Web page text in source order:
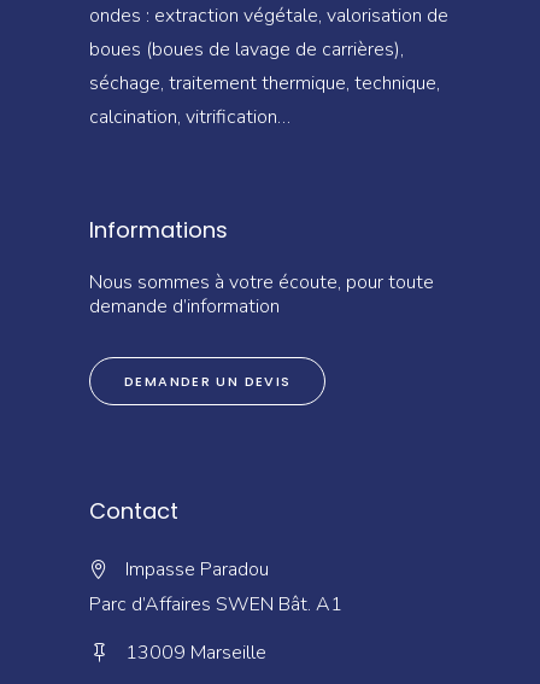
ondes : extraction végétale, valorisation de
boues (boues de lavage de carrières),
séchage, traitement thermique, technique,
calcination, vitrification…
Informations
Nous sommes à votre écoute, pour toute
demande d’information
DEMANDER UN DEVIS
Contact
Impasse Paradou
Parc d’Affaires SWEN Bât. A1
13009 Marseille